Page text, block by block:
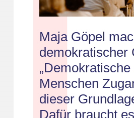
Maja Göpel
demokratischer
Menschen
dieser
Dafür braucht